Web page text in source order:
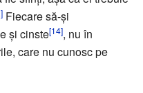
Fiecare să-şi
şi cinste[14], nu în
care nu cunosc pe